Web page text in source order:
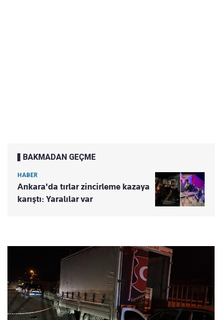
BAKMADAN GEÇME
HABER
Ankara'da tırlar zincirleme kazaya
karıştı: Yaralılar var